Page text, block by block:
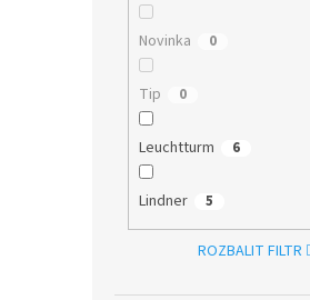
Novinka 0
Tip 0
Leuchtturm 6
Lindner 5
ROZBALIT FILTR